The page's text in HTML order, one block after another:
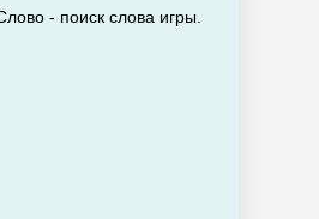
- поиск слова игры.